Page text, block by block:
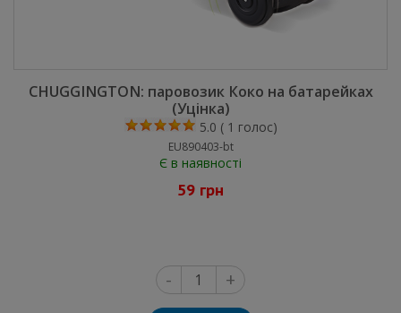
CHUGGINGTON: паровозик Коко на батарейках
(Уцінка)
5.0 ( 1 голос)
EU890403-bt
Є в наявності
59 грн
- +